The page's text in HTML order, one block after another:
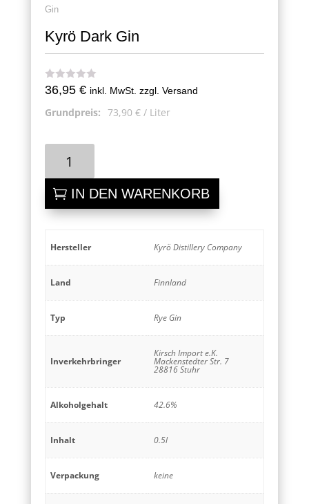
Gin
Kyrö Dark Gin
36,95 € inkl. MwSt. zzgl. Versand
Grundpreis: 73,90 €/ Liter
MengeIN DEN WARENKORB
Hersteller Kyrö Distillery Company
Land Finnland
Typ Rye Gin
Inverkehrbringer
Kirsch Import e.K.
Mackenstedter Str. 7
28816 Stuhr
Alkoholgehalt 42.6%
Inhalt 0.5l
Verpackung keine